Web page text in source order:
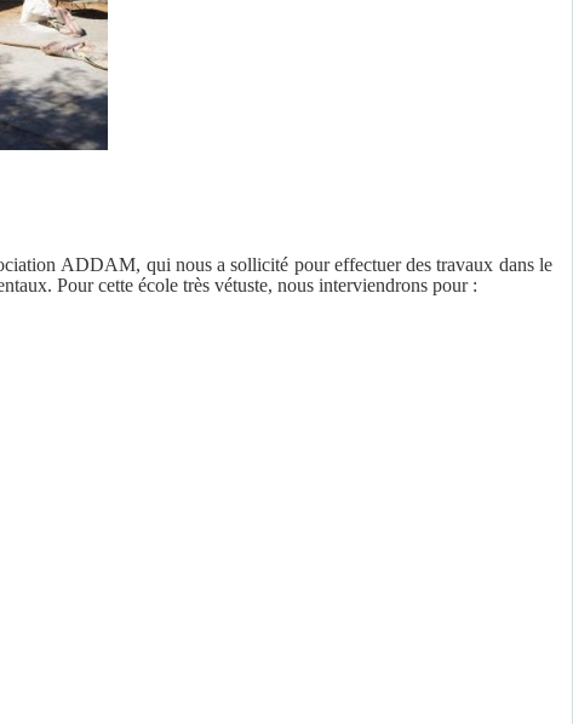
ADDAM, qui nous a sollicité pour effectuer des travaux dans le
Pour cette école très vétuste, nous interviendrons pour :